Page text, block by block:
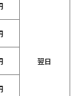
翌日